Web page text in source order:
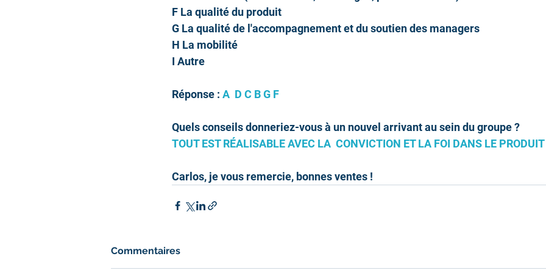
F La qualité du produit
G La qualité de l'accompagnement et du soutien des managers
H La mobilité
I Autre
Réponse : A  D C B G F
Quels conseils donneriez-vous à un nouvel arrivant au sein du groupe ?
TOUT EST RÉALISABLE AVEC LA  CONVICTION ET LA FOI DANS LE
Carlos, je vous remercie, bonnes ventes !
Commentaires